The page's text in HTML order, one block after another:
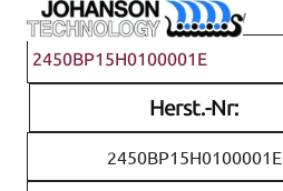
Johanson Technology
2450BP15H0100001E
Herst.-Nr:
2450BP15H0100001E